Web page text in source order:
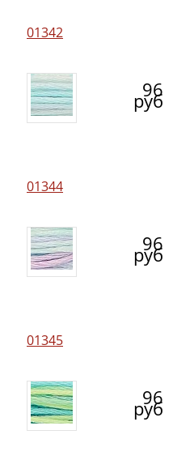
01342
96
руб
01344
96
руб
01345
96
руб